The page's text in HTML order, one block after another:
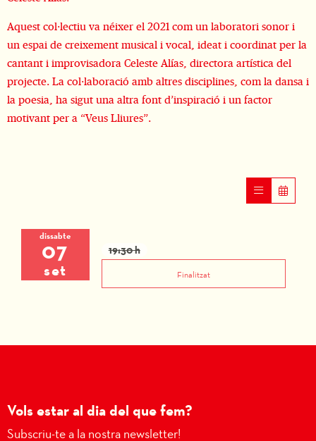
Aquest col·lectiu va néixer el 2021 com un laboratori sonor i
un espai de creixement musical i vocal, ideat i coordinat per la
cantant i improvisadora Celeste Alías, directora artística del
projecte. La col·laboració amb altres disciplines, com la dansa i
la poesia, ha sigut una altra font d’inspiració i un factor
motivant per a “Veus Lliures”.
dissabte
07
set
19:30 h
Finalitzat
Vols estar al dia del que fem?
Subscriu-te a la nostra newsletter!